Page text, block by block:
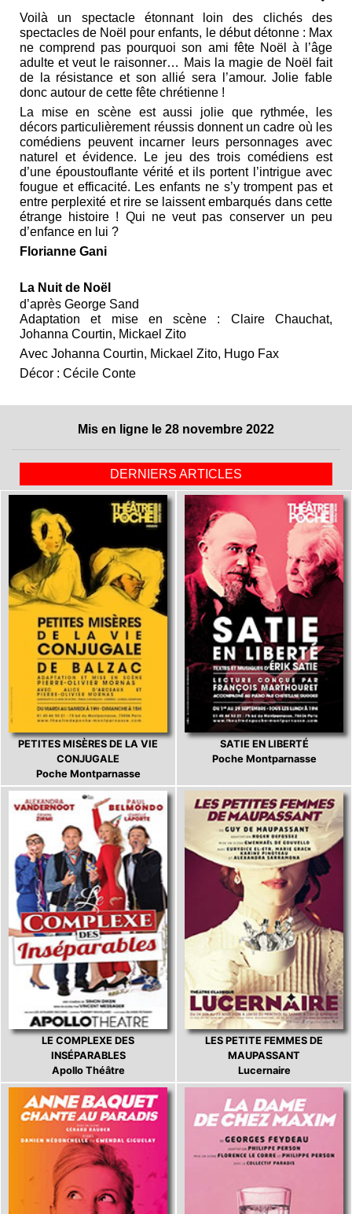
Voilà un spectacle étonnant loin des clichés des
spectacles de Noël pour enfants, le début détonne : Max
ne comprend pas pourquoi son ami fête Noël à l’âge
adulte et veut le raisonner… Mais la magie de Noël fait
de la résistance et son allié sera l’amour. Jolie fable
donc autour de cette fête chrétienne !
La mise en scène est aussi jolie que rythmée, les
décors particulièrement réussis donnent un cadre où les
comédiens peuvent incarner leurs personnages avec
naturel et évidence. Le jeu des trois comédiens est
d’une époustouflante vérité et ils portent l’intrigue avec
fougue et efficacité. Les enfants ne s’y trompent pas et
entre perplexité et rire se laissent embarqués dans cette
étrange histoire ! Qui ne veut pas conserver un peu
d’enfance en lui ?
Florianne Gani
La Nuit de Noël
d’après George Sand
Adaptation et mise en scène : Claire Chauchat,
Johanna Courtin, Mickael Zito
Avec Johanna Courtin, Mickael Zito, Hugo Fax
Décor : Cécile Conte
Mis en ligne le 28 novembre 2022
DERNIERS ARTICLES
PETITES MISÈRES DE LA VIE
CONJUGALE
Poche Montparnasse
SATIE EN LIBERTÉ
Poche Montparnasse
LE COMPLEXE DES
INSÉPARABLES
Apollo Théâtre
LES PETITE FEMMES DE
MAUPASSANT
Lucernaire